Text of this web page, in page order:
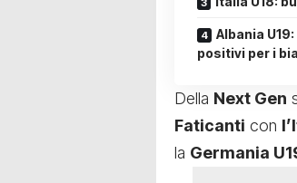
Albania
positivi per i
Della Next Gen
Faticanti con
la Germania